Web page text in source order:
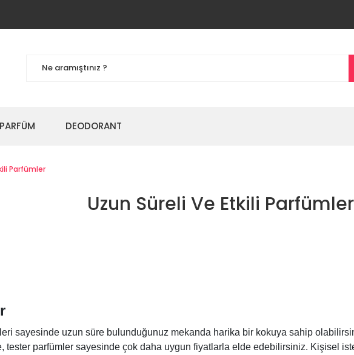
DEODORANT
Parfümler
Uzun Süreli Ve Etkili Parfümler
sayesinde uzun süre bulunduğunuz mekanda harika bir kokuya sahip
tester parfümler sayesinde çok daha uygun fiyatlarla elde edebilirsiniz. Kişisel